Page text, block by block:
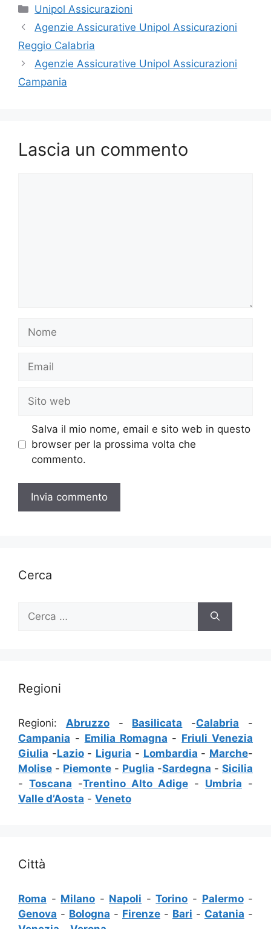
Categorie
Unipol Assicurazioni
Agenzie Assicurative Unipol Assicurazioni
Reggio Calabria
Agenzie Assicurative Unipol Assicurazioni
Campania
Lascia un commento
Nome
Email
Sito
web
Salva il mio nome, email e sito web in questo
browser per la prossima volta che
commento.
Cerca
per:
Regioni
Regioni: Abruzzo- Basilicata -Calabria -
Campania - Emilia Romagna - Friuli Venezia
Giulia -Lazio- Liguria - Lombardia - Marche-
Molise - Piemonte - Puglia -Sardegna - Sicilia
- Toscana -Trentino Alto Adige - Umbria -
Valle d’Aosta - Veneto
Città
Roma - Milano - Napoli -Torino - Palermo-
Genova - Bologna - Firenze - Bari - Catania -